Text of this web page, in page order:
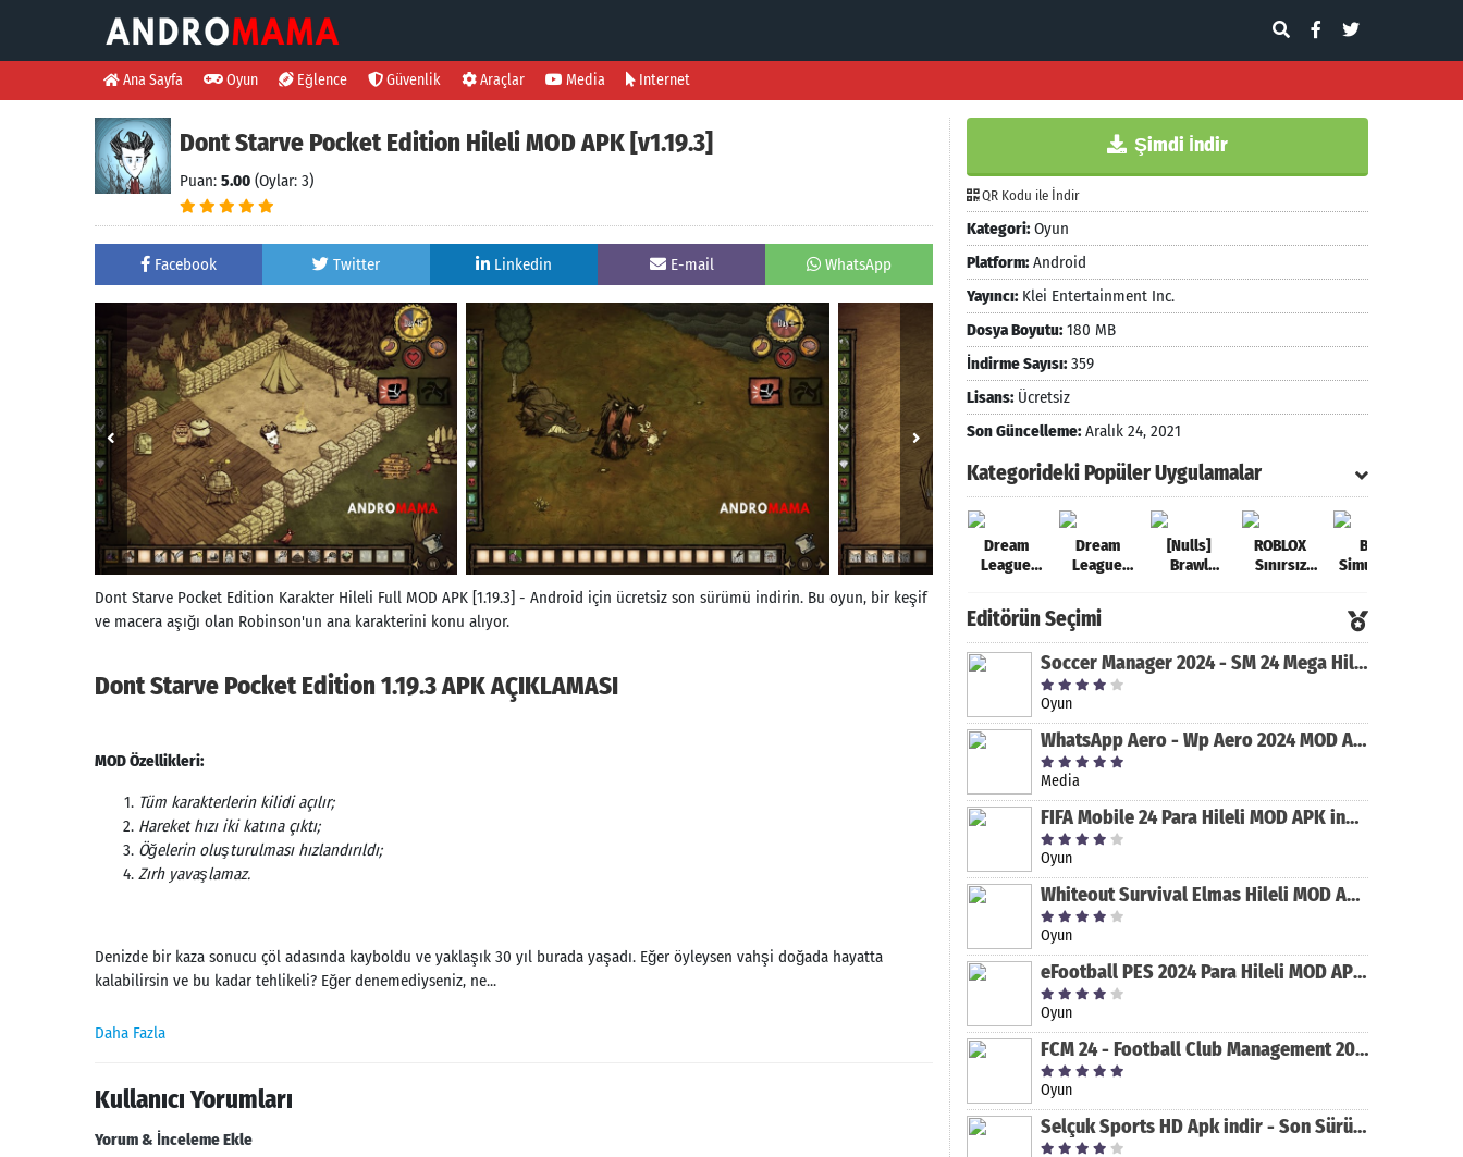
Ana Sayfa Oyun Eğlence Güvenlik Araçlar Media Internet
Dont Starve Pocket Edition Hileli MOD APK [v1.19.3]
Puan: 5.00 (Oylar: 3)
Facebook Twitter Linkedin E-mail WhatsApp
Dont Starve Pocket Edition Karakter Hileli Full MOD APK [1.19.3] - Android için ücretsiz son sürümü indirin. Bu oyun, bir keşif
ve macera aşığı olan Robinson'un ana karakterini konu alıyor.
Dont Starve Pocket Edition 1.19.3 APK AÇIKLAMASI
MOD Özellikleri:
Tüm karakterlerin kilidi açılır;
Hareket hızı iki katına çıktı;
Öğelerin oluşturulması hızlandırıldı;
Zırh yavaşlamaz.
Denizde bir kaza sonucu çöl adasında kayboldu ve yaklaşık 30 yıl burada yaşadı. Eğer öyleysen vahşi doğada hayatta
kalabilirsin ve bu kadar tehlikeli? Eğer denemediyseniz, ne...
Daha Fazla
Kullanıcı Yorumları
Yorum & İnceleme Ekle
Şimdi İndir
QR Kodu ile İndir
Kategori: Oyun
Platform: Android
Yayıncı: Klei Entertainment Inc.
Dosya Boyutu: 180 MB
İndirme Sayısı: 359
Lisans: Ücretsiz
Son Güncelleme: Aralık 24, 2021
Kategorideki Popüler Uygulamalar
Dream
League
2021 Para
Hileli MOD
APK [v8.31]
Dream
League
2022 Para
Hileli MOD
APK [v9.12]
[Nulls]
Brawl
[v47.227]
ROBLOX
Sınırsız
[v2.589.593]
Bus
Simulator
MOD APK
[v1.5.2]
Editörün Seçimi
Soccer Manager 2024 - SM 24 Mega Hileli MOD APK indir [v3.0.0]
Oyun
WhatsApp Aero - Wp Aero 2024 MOD APK indir [v10.0.2]
Media
FIFA Mobile 24 Para Hileli MOD APK indir [v20.1.02]
Oyun
Whiteout Survival Elmas Hileli MOD APK indir [v1.13.1]
Oyun
eFootball PES 2024 Para Hileli MOD APK indir [v8.2.0]
Oyun
FCM 24 - Football Club Management 2024 Para Hileli MOD APK indir [v1.0.4]
Oyun
Selçuk Sports HD Apk indir - Son Sürüm 2024 [2.0.1.9]